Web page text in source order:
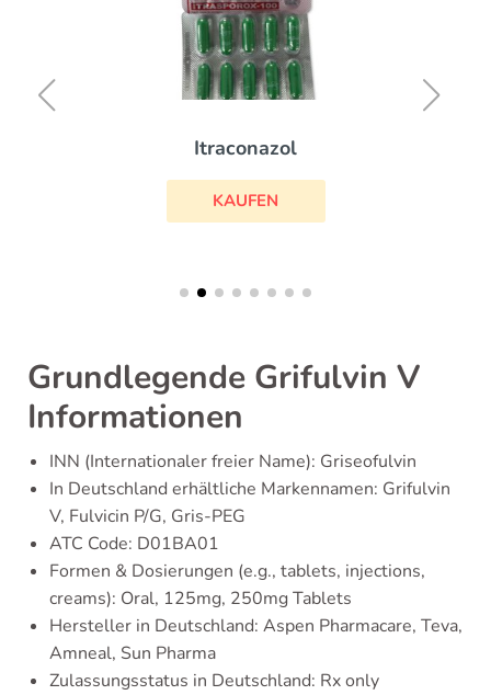
Itraconazol
KAUFEN
Grundlegende Grifulvin V
Informationen
INN (Internationaler freier Name): Griseofulvin
In Deutschland erhältliche Markennamen: Grifulvin
V, Fulvicin P/G, Gris-PEG
ATC Code: D01BA01
Formen & Dosierungen (e.g., tablets, injections,
creams): Oral, 125mg, 250mg Tablets
Hersteller in Deutschland: Aspen Pharmacare, Teva,
Amneal, Sun Pharma
Zulassungsstatus in Deutschland: Rx only